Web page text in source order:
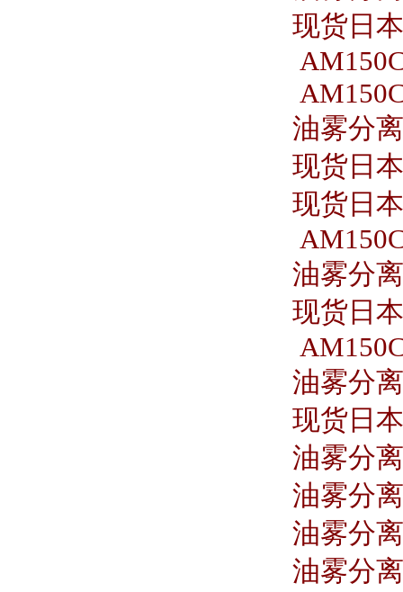
现货日
油雾分
现货日
现货日
油雾分
现货日
油雾分
现货日
油雾分
油雾分
油雾分
油雾分